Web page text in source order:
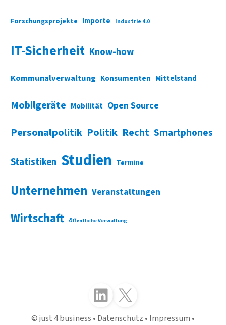
Forschungsprojekte Importe Industrie 4.0
IT-Sicherheit Know-how
Kommunalverwaltung Konsumenten Mittelstand
Mobilgeräte Mobilität Open Source
Personalpolitik Politik Recht Smartphones
Statistiken Studien Termine
Unternehmen Veranstaltungen
Wirtschaft Öffentliche Verwaltung
Folgen Sie uns auf LinkedInFolgen Sie uns auf X (Twitter)
just 4 business Datenschutz Impressum